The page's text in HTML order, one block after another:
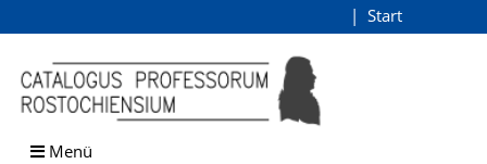
Browsen
direkt zum Inhalt
Start
Menü